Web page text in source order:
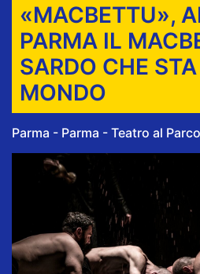
«MACBETTU»,
PARMA IL
SARDO CHE
MONDO
Parma - Parma - Teatro al Parco